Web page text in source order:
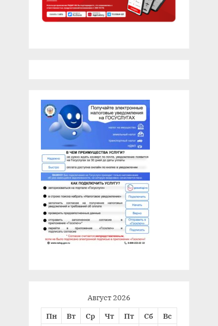
Август 2026
Пн
Вт Ср Чт Пт Сб
Вс